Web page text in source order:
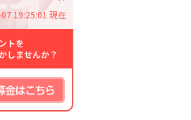
19:25:01 現在
トを
しませんか？